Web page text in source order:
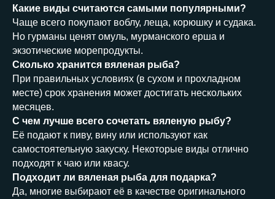
Какие виды считаются самыми популярными?
Чаще всего покупают воблу, леща, корюшку и судака.
Но гурманы ценят омуль, мурманского ерша и
экзотические морепродукты.
Сколько хранится вяленая рыба?
При правильных условиях (в сухом и прохладном
месте) срок хранения может достигать нескольких
месяцев.
С чем лучше всего сочетать вяленую рыбу?
Её подают к пиву, вину или используют как
самостоятельную закуску. Некоторые виды отлично
подходят к чаю или квасу.
Подходит ли вяленая рыба для подарка?
Да, многие выбирают её в качестве оригинального